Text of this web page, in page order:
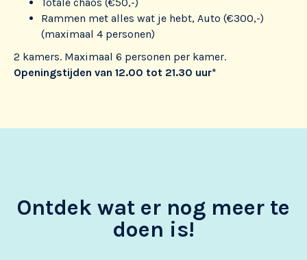
Rammen met alles wat je hebt, Auto (€300,-)
(maximaal 4 personen)
2 kamers. Maximaal 6 personen per kamer.
Openingstijden van 12.00 tot 21.30 uur*
Ontdek wat er nog meer te
doen is!